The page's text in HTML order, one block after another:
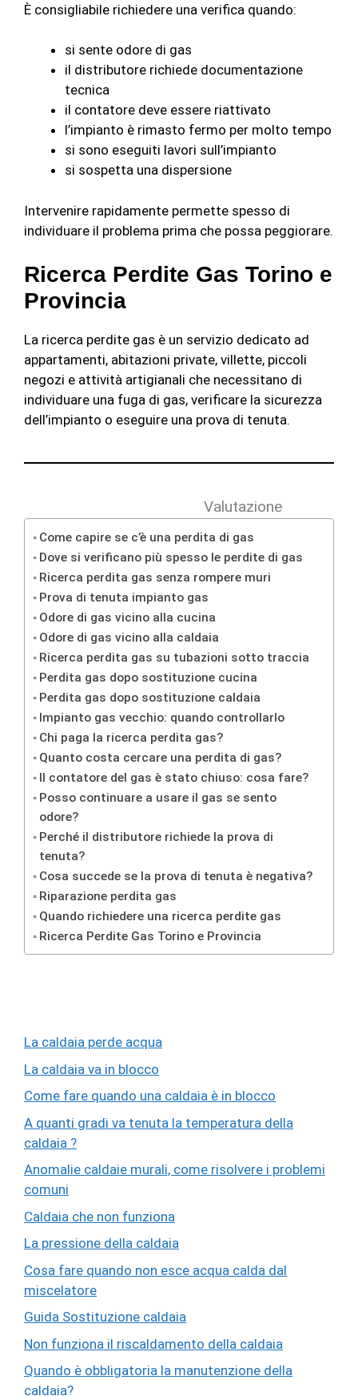
È consigliabile richiedere una verifica quando:
si sente odore di gas
il distributore richiede documentazione
tecnica
il contatore deve essere riattivato
l’impianto è rimasto fermo per molto tempo
si sono eseguiti lavori sull’impianto
si sospetta una dispersione
Intervenire rapidamente permette spesso di
individuare il problema prima che possa peggiorare.
Ricerca Perdite Gas Torino e
Provincia
La ricerca perdite gas è un servizio dedicato ad
appartamenti, abitazioni private, villette, piccoli
negozi e attività artigianali che necessitano di
individuare una fuga di gas, verificare la sicurezza
dell’impianto o eseguire una prova di tenuta.
Valutazione
Come capire se c’è una perdita di gas
Dove si verificano più spesso le perdite di gas
Ricerca perdita gas senza rompere muri
Prova di tenuta impianto gas
Odore di gas vicino alla cucina
Odore di gas vicino alla caldaia
Ricerca perdita gas su tubazioni sotto traccia
Perdita gas dopo sostituzione cucina
Perdita gas dopo sostituzione caldaia
Impianto gas vecchio: quando controllarlo
Chi paga la ricerca perdita gas?
Quanto costa cercare una perdita di gas?
Il contatore del gas è stato chiuso: cosa fare?
Posso continuare a usare il gas se sento
odore?
Perché il distributore richiede la prova di
tenuta?
Cosa succede se la prova di tenuta è negativa?
Riparazione perdita gas
Quando richiedere una ricerca perdite gas
Ricerca Perdite Gas Torino e Provincia
La caldaia perde acqua
La caldaia va in blocco
Come fare quando una caldaia è in blocco
A quanti gradi va tenuta la temperatura della
caldaia ?
Anomalie caldaie murali, come risolvere i problemi
comuni
Caldaia che non funziona
La pressione della caldaia
Cosa fare quando non esce acqua calda dal
miscelatore
Guida Sostituzione caldaia
Non funziona il riscaldamento della caldaia
Quando è obbligatoria la manutenzione della
caldaia?